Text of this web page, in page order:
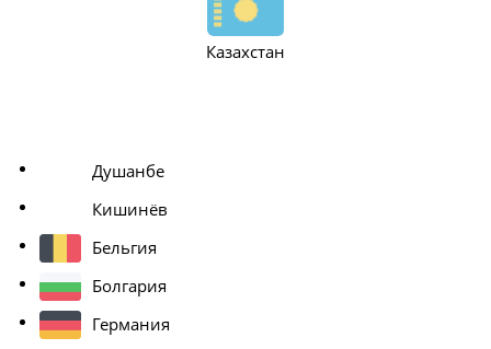
Казахстан
Душанбе
Кишинёв
Бельгия
Болгария
Германия